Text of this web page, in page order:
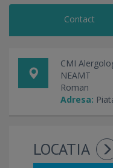
Contact
CMI
NEAMT
Roman
Adresa:
LOCATIA